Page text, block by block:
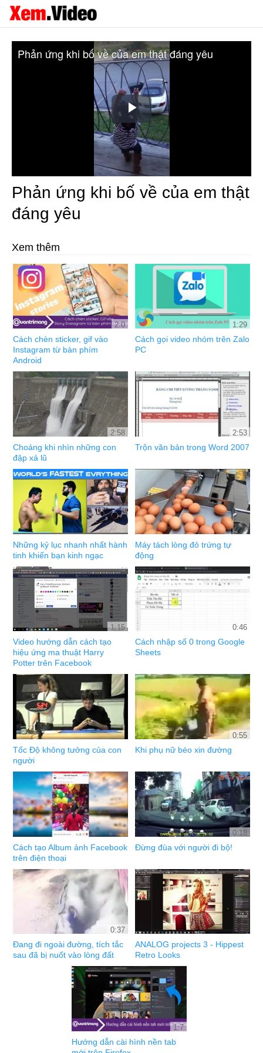
Play
Video
Phản ứng khi bố về của em thật đáng yêu
Phản ứng khi bố về của em thật
đáng yêu
Xem thêm
2:0
Cách chèn sticker, gif vào
Instagram từ bàn phím
Android
1:29
Cách gọi video nhóm trên Zalo
PC
2:58
Choáng khi nhìn những con
đập xả lũ
2:53
Trộn văn bản trong Word 2007
Những kỷ lục nhanh nhất hành
tinh khiến bạn kinh ngạc
Máy tách lòng đỏ trứng tự
động
1:15
Video hướng dẫn cách tạo
hiệu ứng ma thuật Harry
Potter trên Facebook
0:46
Cách nhập số 0 trong Google
Sheets
Tốc Độ không tưởng của con
người
0:55
Khi phụ nữ béo xin đường
Cách tạo Album ảnh Facebook
trên điện thoại
0:18
Đừng đùa với người đi bộ!
0:37
Đang đi ngoài đường, tích tắc
sau đã bị nuốt vào lòng đất
ANALOG projects 3 - Hippest
Retro Looks
1:7
Hướng dẫn cài hình nền tab